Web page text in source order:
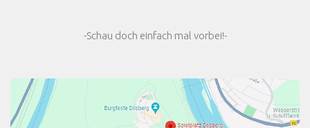
-Schau doch einfach mal vorbei!-